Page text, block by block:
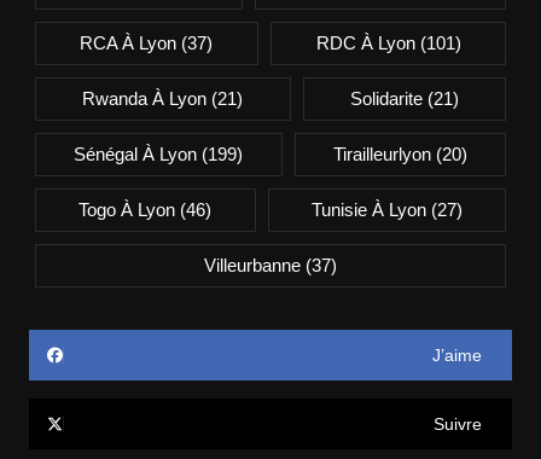
RCA À Lyon (37) RDC À Lyon(101)
Rwanda À Lyon (21) Solidarite(21)
Sénégal À Lyon (199) Tirailleurlyon(20)
Togo À Lyon (46) Tunisie À Lyon(27)
Villeurbanne(37)
J’aime
Suivre